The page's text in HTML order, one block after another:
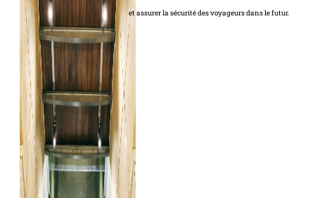
et assurer la sécurité des voyageurs dans le futur.